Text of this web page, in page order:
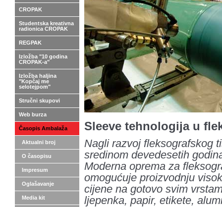
Sleeve tehnologija u
Nagli razvoj fleksografskog
sredinom devedesetih
Moderna oprema za
omogućuje proizvodnju
cijene na gotovo svim
ljepenka, papir, etikete,
CROPAK
Studentska kreativna
radionica CROPAK
REGPAK
Izložba "10 godina
CROPAK-a"
Izložba haljina
"Kopčaj me
selotejpom"
Stručni skupovi
Web burza
Časopis Ambalaža
Aktualni broj
O časopisu
Impresum
Oglašavanje
Media kit